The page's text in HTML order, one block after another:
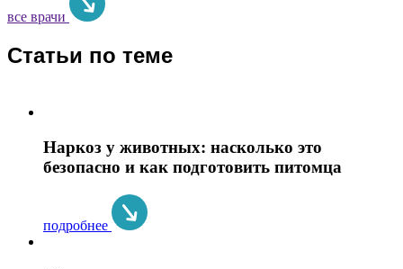
все врачи
Статьи по теме
Наркоз у животных: насколько это
безопасно и как подготовить питомца
подробнее